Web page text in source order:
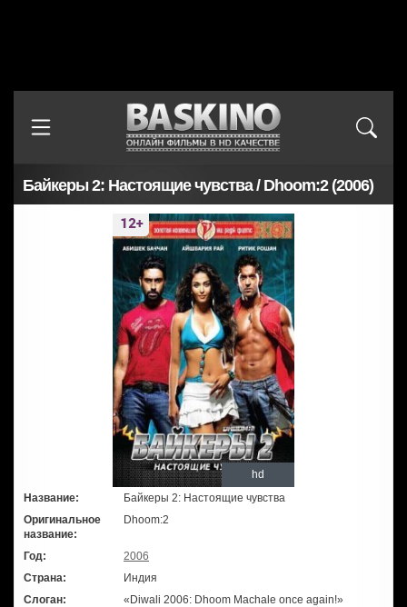
Байкеры 2: Настоящие чувства / Dhoom:2 (2006)
hd
Название:
Байкеры 2: Настоящие чувства
Оригинальное
название:
Dhoom:2
Год:
2006
Страна:
Индия
Слоган:
«Diwali 2006: Dhoom Machale once again!»